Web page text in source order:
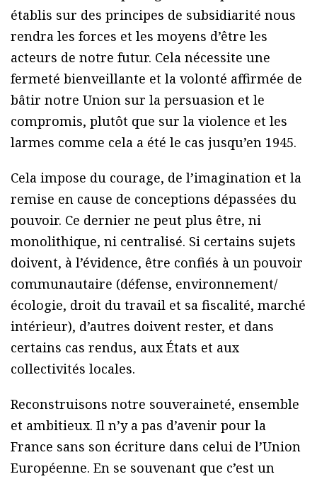
établis sur des principes de subsidiarité nous
rendra les forces et les moyens d’être les
acteurs de notre futur. Cela nécessite une
fermeté bienveillante et la volonté affirmée de
bâtir notre Union sur la persuasion et le
compromis, plutôt que sur la violence et les
larmes comme cela a été le cas jusqu’en 1945.
Cela impose du courage, de l’imagination et la
remise en cause de conceptions dépassées du
pouvoir. Ce dernier ne peut plus être, ni
monolithique, ni centralisé. Si certains sujets
doivent, à l’évidence, être confiés à un pouvoir
communautaire (défense, environnement/
écologie, droit du travail et sa fiscalité, marché
intérieur), d’autres doivent rester, et dans
certains cas rendus, aux États et aux
collectivités locales.
Reconstruisons notre souveraineté, ensemble
et ambitieux. Il n’y a pas d’avenir pour la
France sans son écriture dans celui de l’Union
Européenne. En se souvenant que c’est un